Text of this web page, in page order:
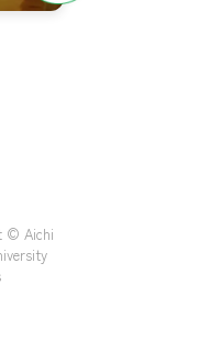
© Aichi